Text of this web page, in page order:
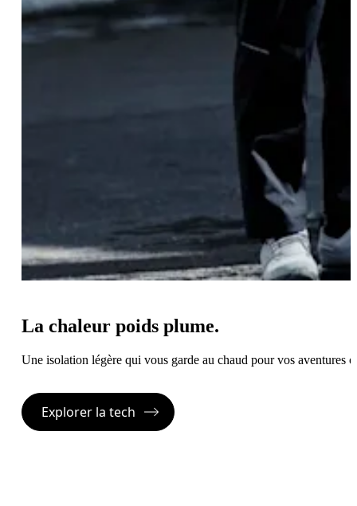
La chaleur poids plume.
Une isolation légère qui vous garde au chaud pour vos aventures
Explorer la tech